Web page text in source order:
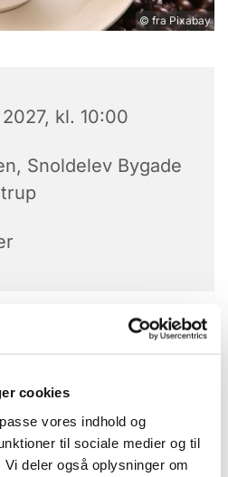
cookies
vores indhold og
til sociale medier og til
deler også oplysninger om
© fra Pixabay
kl. 10:00
Snoldelev Bygade
(dog ikke i skoleferier)
te i
info hos
telefon 4087 2866.